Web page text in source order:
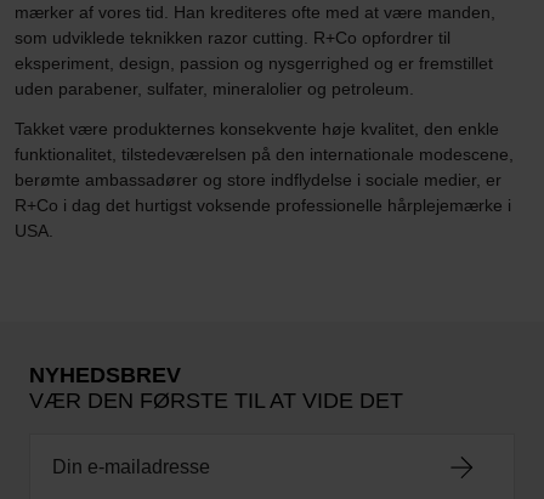
mærker af vores tid. Han krediteres ofte med at være manden,
som udviklede teknikken razor cutting. R+Co opfordrer til
eksperiment, design, passion og nysgerrighed og er fremstillet
uden parabener, sulfater, mineralolier og petroleum.
Takket være produkternes konsekvente høje kvalitet, den enkle
funktionalitet, tilstedeværelsen på den internationale modescene,
berømte ambassadører og store indflydelse i sociale medier, er
R+Co i dag det hurtigst voksende professionelle hårplejemærke i
USA.
NYHEDSBREV
VÆR DEN FØRSTE TIL AT VIDE DET